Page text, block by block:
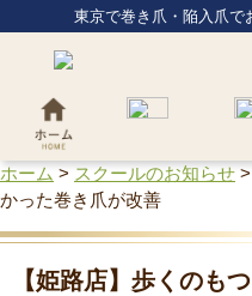
東京で巻き爪・陥入爪で
ホーム > スクールのお知らせ >
かった巻き爪が改善
【姫路店】歩くのも